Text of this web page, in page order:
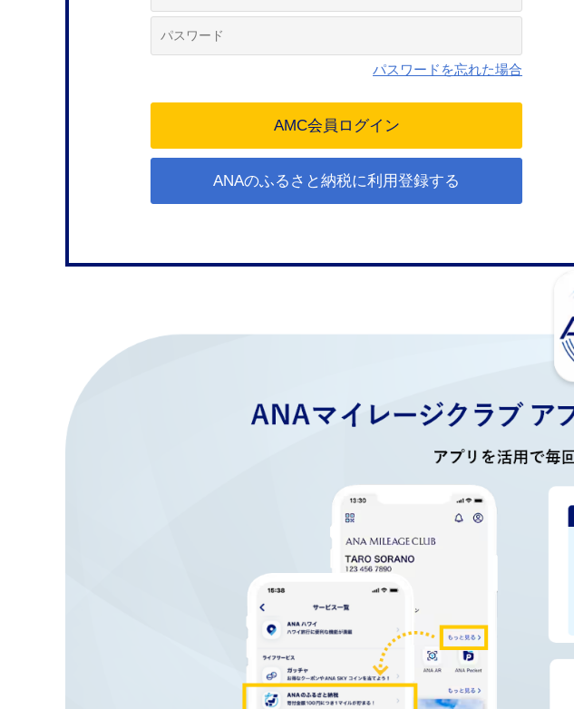
パスワードを忘れた場合
ANAのふるさと納税に利用登録する